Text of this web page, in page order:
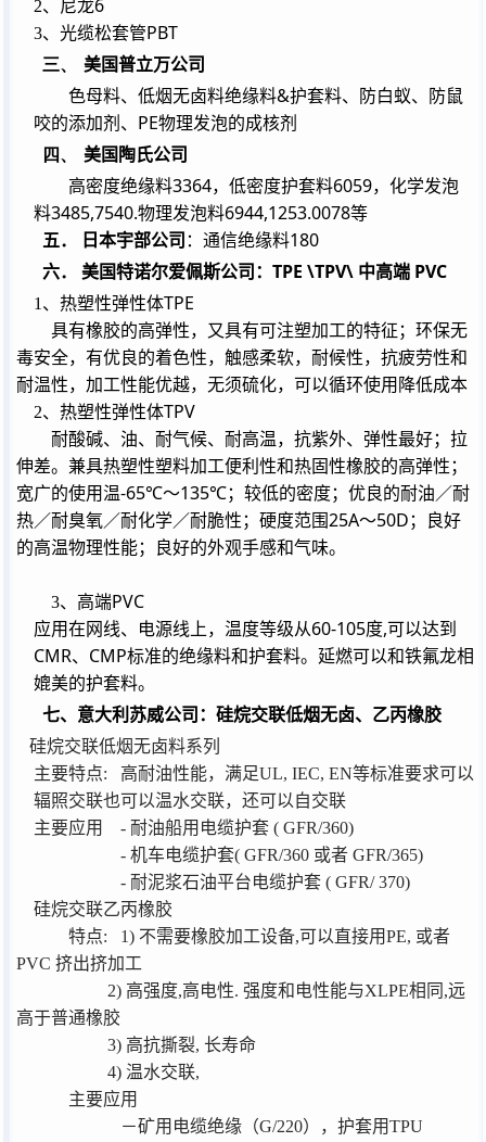
2、尼龙6
3、光缆松套管PBT
三、
美国普立万公司
色母料、低烟无卤料绝缘料&护套料、防白蚁、防鼠
咬的添加剂、 PE物理发泡的成核剂
四、
美国陶氏公司
高密度绝缘料3364，低密度护套料6059，化学发泡
料3485,7540.物理发泡料6944,1253.0078等
五． 日本宇部公司 ：通信绝缘料180
六． 美国特诺尔爱佩斯公司： TPE \TPV\ 中高端 PVC
1 、热塑性弹性体TPE
具有橡胶的高弹性，又具有可注塑加工的特征；环保无
毒安全，有优良的着色性，触感柔软，耐候性，抗疲劳性和
耐温性，加工性能优越，无须硫化，可以循环使用降低成本
2、热塑性弹性体TPV
耐酸碱、油、耐气候、耐高温，抗紫外、弹性最好；拉
伸差。兼具热塑性塑料加工便利性和热固性橡胶的高弹性；
宽广的使用温-65℃～135℃；较低的密度；优良的耐油／耐
热／耐臭氧／耐化学／耐脆性；硬度范围25A～50D ；良好
的高温物理性能；良好的外观手感和气味。
3、高端PVC
应用在网线、电源线上，温度等级从60-105度,可以达到
CMR、 CMP标准的绝缘料和护套料。延燃可以和铁氟龙相
媲美的护套料。
七、意大利苏威公司：硅烷交联低烟无卤、乙丙橡胶
硅烷交联低烟无卤料系列
主要特点: 高耐油性能，满足UL, IEC, EN等标准要求可以
辐照交联也可以温水交联，还可以自交联
主要应用 - 耐油船用电缆护套 ( GFR/360)
- 机车电缆护套( GFR/360 或者 GFR/365)
- 耐泥浆石油平台电缆护套 ( GFR/ 370)
硅烷交联乙丙橡胶
特点: 1) 不需要橡胶加工设备,可以直接用PE, 或者
PVC 挤出挤加工
2) 高强度,高电性. 强度和电性能与XLPE相同 ,远
高于普通橡胶
3) 高抗撕裂, 长寿命
4) 温水交联,
主要应用
－矿用电缆绝缘（G/220），护套用TPU